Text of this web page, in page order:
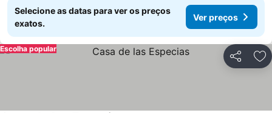
Selecione as datas para ver os preços
exatos.
Ver preços
Partilhar
Escolha popular